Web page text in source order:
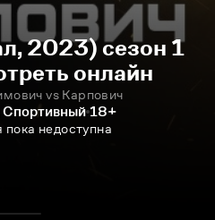
2023) сезон 1
онлайн
vs Карпович
18+
пока недоступна